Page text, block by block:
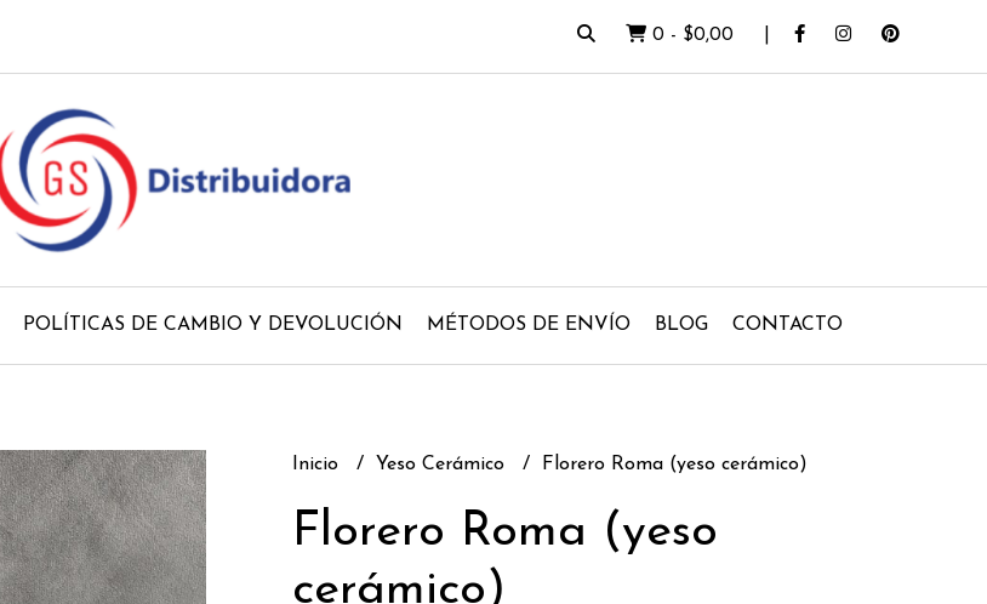
0 - $0,00
POLÍTICAS DE CAMBIO Y DEVOLUCIÓN MÉTODOS DE ENVÍO BLOG CONTACTO
Inicio Yeso Cerámico Florero Roma (yeso cerámico)
Florero Roma (yeso
cerámico)